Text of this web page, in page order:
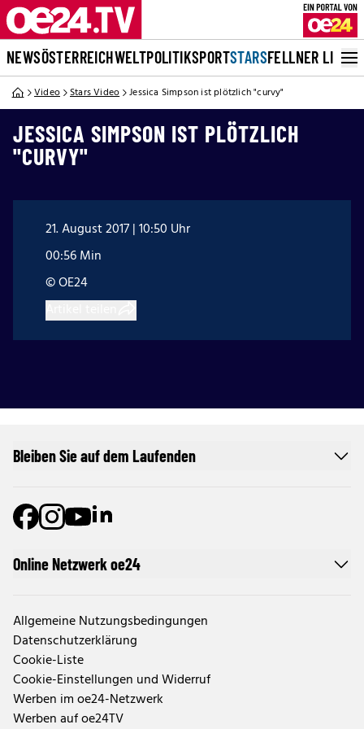
NEWSÖSTERREICHWELTPOLITIKSPORTSTARSFELLNER LIVE
Video Stars Video Jessica Simpson ist plötzlich "curvy"
JESSICA SIMPSON IST PLÖTZLICH
"CURVY"
21. August 2017 | 10:50 Uhr
00:56 Min
© OE24
Online Netzwerk oe24
Allgemeine Nutzungsbedingungen
Datenschutzerklärung
Cookie-Liste
Cookie-Einstellungen und Widerruf
Werben im oe24-Netzwerk
Werben auf oe24TV
Bleiben Sie auf dem Laufenden